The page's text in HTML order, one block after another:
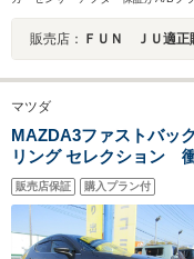
販売店： ＦＵＮ ＪＵ適正
マツダ
MAZDA3ファストバッ
リング セレクション
ラ/前後ドラレコ/純正ナ
シート/シートヒーター/
ーナーセンサー/HUD/
ートキー/ETC
販売店保証 購入プラン付